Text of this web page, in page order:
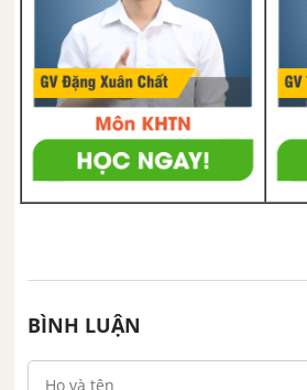
BÌNH LUẬN